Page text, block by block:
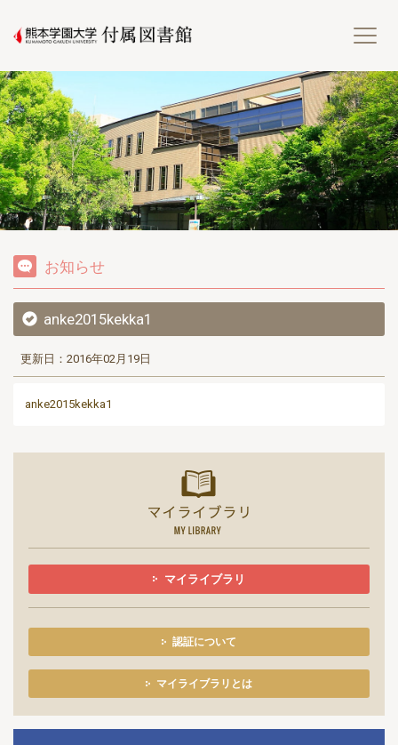
熊
お知らせ
anke2015kekka1
更新日：2016年02月19日
anke2015kekka1
マイライブラリ
認証について
マイライブラリとは